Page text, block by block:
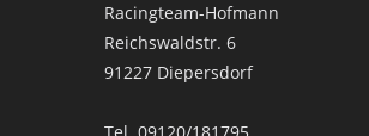
Racingteam-Hofmann
Reichswaldstr. 6
91227 Diepersdorf